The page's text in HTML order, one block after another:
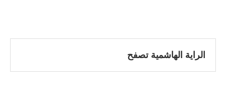
الراية الهاشمية تصفح